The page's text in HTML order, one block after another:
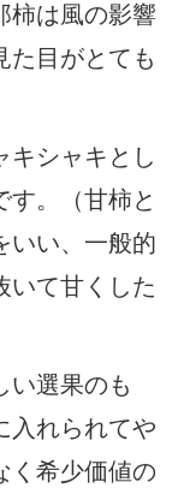
柿は風の影響
た目がとても
キシャキとし
す。（甘柿と
いい、一般的
いて甘くした
い選果のも
入れられてや
く希少価値の